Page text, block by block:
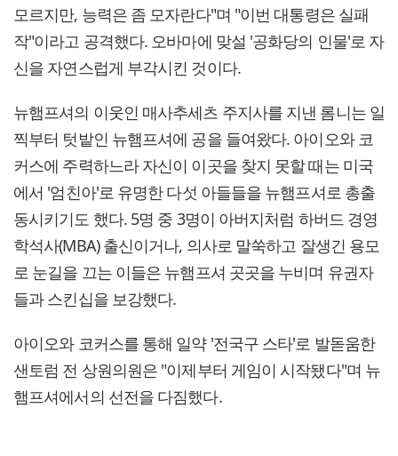
모르지만, 능력은 좀 모자란다"며 "이번 대통령은 실패
작"이라고 공격했다. 오바마에 맞설 '공화당의 인물'로 자
신을 자연스럽게 부각시킨 것이다.
뉴햄프셔의 이웃인 매사추세츠 주지사를 지낸 롬니는 일
찍부터 텃밭인 뉴햄프셔에 공을 들여왔다. 아이오와 코
커스에 주력하느라 자신이 이곳을 찾지 못할 때는 미국
에서 '엄친아'로 유명한 다섯 아들들을 뉴햄프셔로 총출
동시키기도 했다. 5명 중 3명이 아버지처럼 하버드 경영
학석사(MBA) 출신이거나, 의사로 말쑥하고 잘생긴 용모
로 눈길을 끄는 이들은 뉴햄프셔 곳곳을 누비며 유권자
들과 스킨십을 보강했다.
아이오와 코커스를 통해 일약 '전국구 스타'로 발돋움한
샌토럼 전 상원의원은 "이제부터 게임이 시작됐다"며 뉴
햄프셔에서의 선전을 다짐했다.